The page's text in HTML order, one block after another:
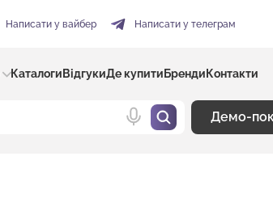
Написати у вайбер Написати у телеграм
Каталоги ВідгукиДе купити Бренди Контакти
Демо-